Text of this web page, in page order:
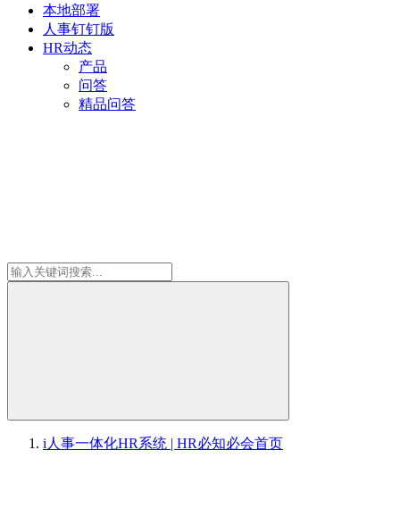
本地部署
人事钉钉版
HR动态
产品
问答
精品问答
i人事一体化HR系统 | HR必知必会首页